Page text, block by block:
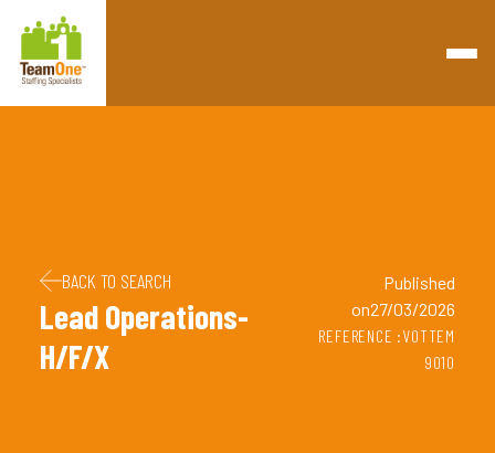
Retourner à la page d'accueil
BACK TO SEARCH
Lead Operations-
H/F/X
Published
on27/03/2026
REFERENCE :VOTTEM
9010